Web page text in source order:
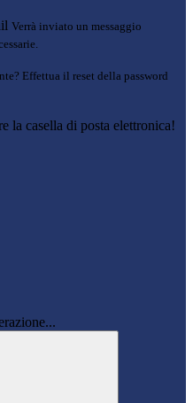
Verrà inviato un messaggio
Effettua il reset della password
la casella di posta elettronica!